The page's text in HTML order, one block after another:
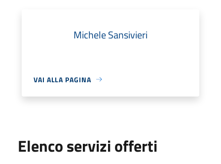
Michele Sansivieri
VAI ALLA PAGINA
Elenco servizi offerti